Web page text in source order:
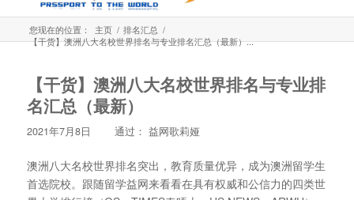
您现在的位置： 主页 / 排名汇总 /
【干货】澳洲八大名校世界排名与专业排名汇总（最新）...
【干货】澳洲八大名校世界排名与专业排
名汇总（最新）
2021年7月8日 通过： 益网歌莉娅
澳洲八大名校世界排名突出，教育质量优异，成为澳洲留学生
首选院校。跟随留学益网来看看在具有权威和公信力的四类世